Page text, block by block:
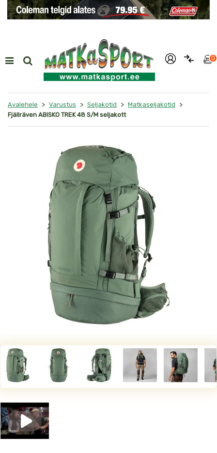
0
Avalehele > Varustus > Seljakotid > Matkaseljakotid >
Fjällräven ABISKO TREK 48 S/M seljakott